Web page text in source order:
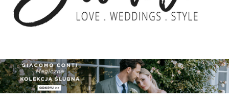
ADVERTISING
ZGŁOSZENIA